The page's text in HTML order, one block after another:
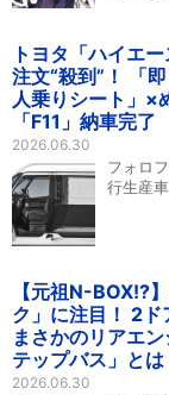
トヨタ「ハイエ
注文“殺到”！ 「
人乗りシート」×
「F11」納車完了
2026.06.30
フォロ
行生産
【元祖N-BOX!?
ク」に注目！ 2ド
まさかのリアエ
テップバス」とは
2026.06.30